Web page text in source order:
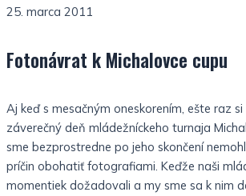
25. marca 2011
Fotonávrat k Michalovce cupu
Aj keď s mesačným oneskorením, ešte raz
záverečný deň mládežníckeho turnaja
sme bezprostredne po jeho skončení
príčin obohatiť fotografiami. Keďže naši
momentiek dožadovali a my sme sa k nim